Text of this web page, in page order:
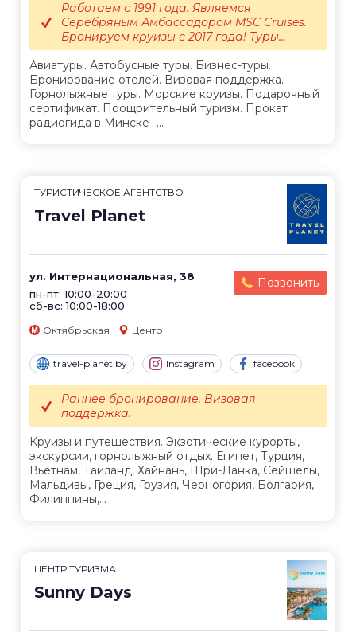
Авиатуры. Автобусные туры. Бизнес-туры.
Бронирование отелей. Визовая поддержка.
Горнолыжные туры. Морские круизы. Подарочный
сертификат. Поощрительный туризм. Прокат
радиогида в Минске -...
Работаем с 1991 года. Являемся
Серебряным Амбассадором MSC Cruises.
Бронируем круизы с 2017 года! Туры...
ТУРИСТИЧЕСКОЕ АГЕНТСТВО
Travel Planet
ул. Интернациональная, 38
пн-пт: 10:00-20:00
сб-вс: 10:00-18:00
Позвонить
Октябрьская Центр
travel-planet.by Instagram facebook
Круизы и путешествия. Экзотические курорты,
экскурсии, горнолыжный отдых. Египет, Турция,
Вьетнам, Таиланд, Хайнань, Шри-Ланка, Сейшелы,
Мальдивы, Греция, Грузия, Черногория, Болгария,
Филиппины,...
Раннее бронирование. Визовая
поддержка.
ЦЕНТР ТУРИЗМА
Sunny Days